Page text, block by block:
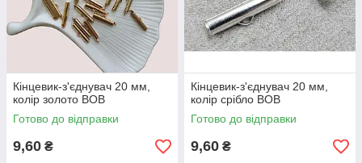
Кінцевик-з'єднувач 20 мм,
колір золото ВОВ
Готово до відправки
9,60 ₴
Кінцевик-з'єднувач 20 мм,
колір срібло ВОВ
Готово до відправки
9,60 ₴